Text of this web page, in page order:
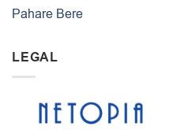
Pahare Bere
LEGAL